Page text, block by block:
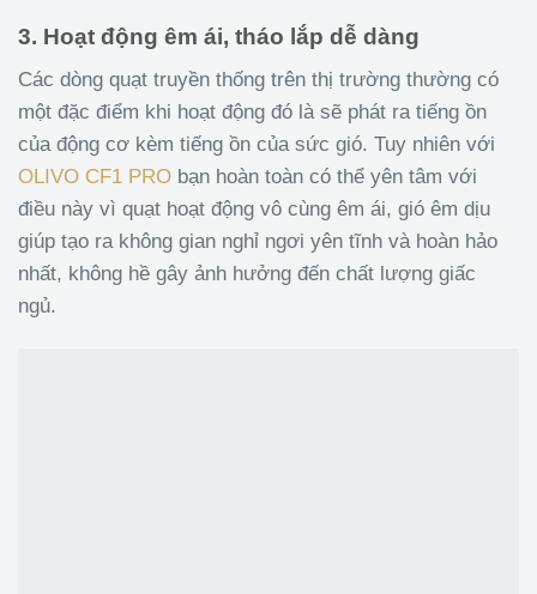
3. Hoạt động êm ái, tháo lắp dễ dàng
Các dòng quạt truyền thống trên thị trường thường có
một đặc điểm khi hoạt động đó là sẽ phát ra tiếng ồn
của động cơ kèm tiếng ồn của sức gió. Tuy nhiên với
OLIVO CF1 PRO bạn hoàn toàn có thể yên tâm với
điều này vì quạt hoạt động vô cùng êm ái, gió êm dịu
giúp tạo ra không gian nghỉ ngơi yên tĩnh và hoàn hảo
nhất, không hề gây ảnh hưởng đến chất lượng giấc
ngủ.